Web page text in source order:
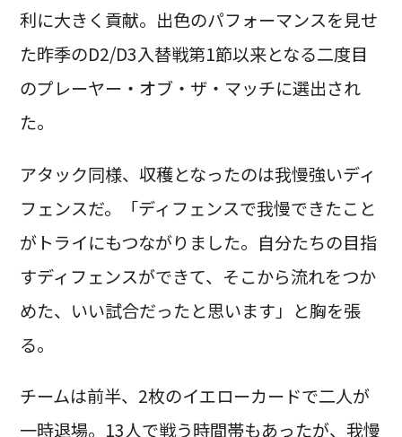
利に大きく貢献。出色のパフォーマンスを見せ
た昨季のD2/D3入替戦第1節以来となる二度目
のプレーヤー・オブ・ザ・マッチに選出され
た。
アタック同様、収穫となったのは我慢強いディ
フェンスだ。「ディフェンスで我慢できたこと
がトライにもつながりました。自分たちの目指
すディフェンスができて、そこから流れをつか
めた、いい試合だったと思います」と胸を張
る。
チームは前半、2枚のイエローカードで二人が
一時退場。13人で戦う時間帯もあったが、我慢